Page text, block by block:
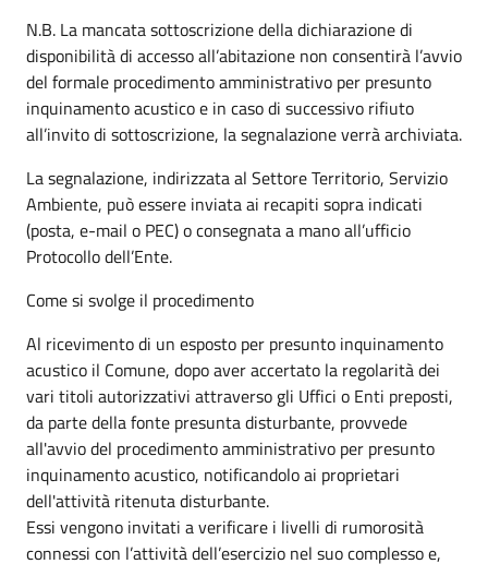
N.B. La mancata sottoscrizione della dichiarazione di
disponibilità di accesso all’abitazione non consentirà l’avvio
del formale procedimento amministrativo per presunto
inquinamento acustico e in caso di successivo rifiuto
all’invito di sottoscrizione, la segnalazione verrà archiviata.
La segnalazione, indirizzata al Settore Territorio, Servizio
Ambiente, può essere inviata ai recapiti sopra indicati
(posta, e-mail o PEC) o consegnata a mano all’ufficio
Protocollo dell’Ente.
Come si svolge il procedimento
Al ricevimento di un esposto per presunto inquinamento
acustico il Comune, dopo aver accertato la regolarità dei
vari titoli autorizzativi attraverso gli Uffici o Enti preposti,
da parte della fonte presunta disturbante, provvede
all'avvio del procedimento amministrativo per presunto
inquinamento acustico, notificandolo ai proprietari
dell'attività ritenuta disturbante.
Essi vengono invitati a verificare i livelli di rumorosità
connessi con l’attività dell’esercizio nel suo complesso e,